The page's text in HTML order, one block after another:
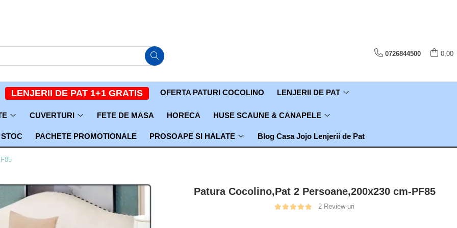
0726844500 0,00
LENJERII DE PAT 1+1 GRATIS OFERTA PATURI COCOLINO LENJERII DE PAT
CUVERTURI FETE DE MASA HORECA HUSE SCAUNE & CANAPELE
PACHETE PROMOTIONALE PROSOAPE SI HALATE Blog Casa Jojo Lenjerii de Pat
Patura Cocolino,Pat 2 Persoane,200x230 cm-PF85
2 Review-uri